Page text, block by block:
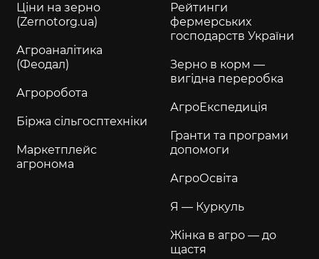
Ціни на зерно
(Zernotorg.ua)
Агроаналітика
(Феодал)
Агроробота
Біржа сільгосптехніки
Маркетплейс
агронома
Рейтинги
фермерських
господарств України
Зерно в корм —
вигідна переробка
АгроЕкспедиція
Гранти та програми
допомоги
АгроОсвіта
Я — Куркуль
Жінка в агро — до
щастя